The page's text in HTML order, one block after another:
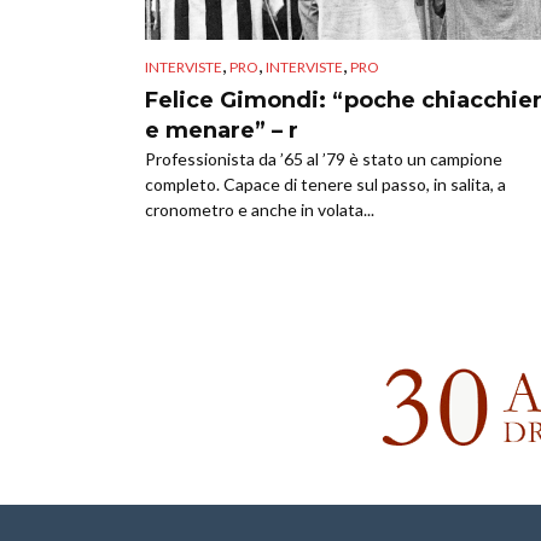
INTERVISTE, PRO, INTERVISTE, PRO
Felice Gimondi: “poche
e menare” – r
Professionista da ’65 al ’79 è stato un campione
completo. Capace di tenere sul passo, in salita, a
cronometro e anche in volata...